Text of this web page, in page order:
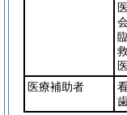
医療補助者